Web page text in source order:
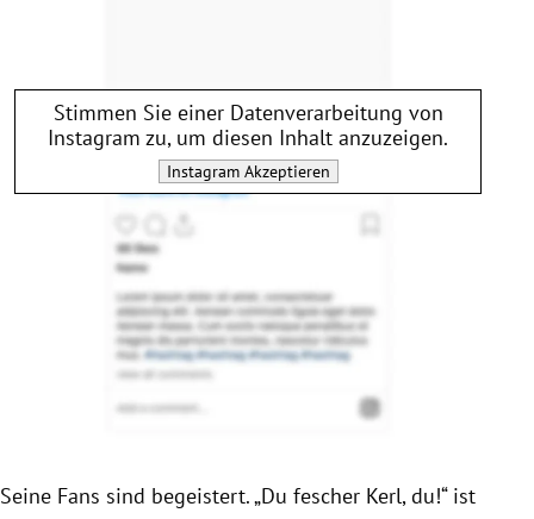
Stimmen Sie einer Datenverarbeitung von
Instagram zu, um diesen Inhalt anzuzeigen.
InstagramAkzeptieren
Seine Fans sind begeistert.„Du fescher Kerl, du!“ ist